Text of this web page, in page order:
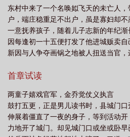
文书网络语是什么 古代海捕文书 海捕文
话具体说说海捕文书的内容 海捕文书是什么
文书是什么 海捕鱼图片 海捕文书的内容
图形 海捕文书什么朝代 海捕文书印刷的
东村中来了一个名唤姒飞天的未亡人
户，端庄稳重足不出户，虽是寡妇却
一意抚养孩子，随着儿子志新的年纪渐
因每逢初一十五便打发了他进城贩卖
新因与人争夺画锅之地被人扭送当官
文书，引出当年飞天深藏心底的一段恩
24~33章为倒过的亲不要重复购买哟，
首章试读
两童子嬉戏官军，金乔觉仗义执言
鼓打五更，正是男儿读书时，县城门
伸展着僵直了一夜的身子，等到活动
力地开了城门。却见城门口或坐或卧